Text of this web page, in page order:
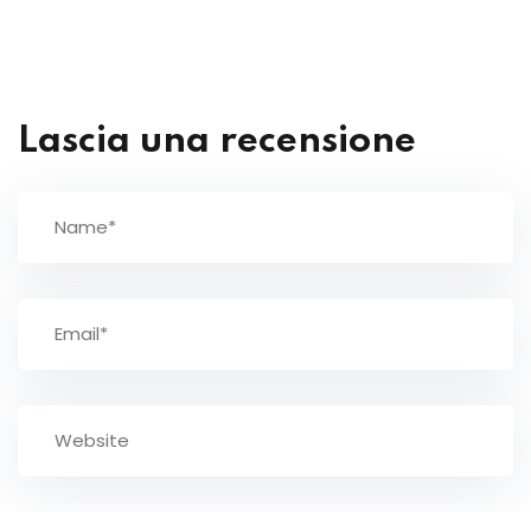
Lascia una recensione